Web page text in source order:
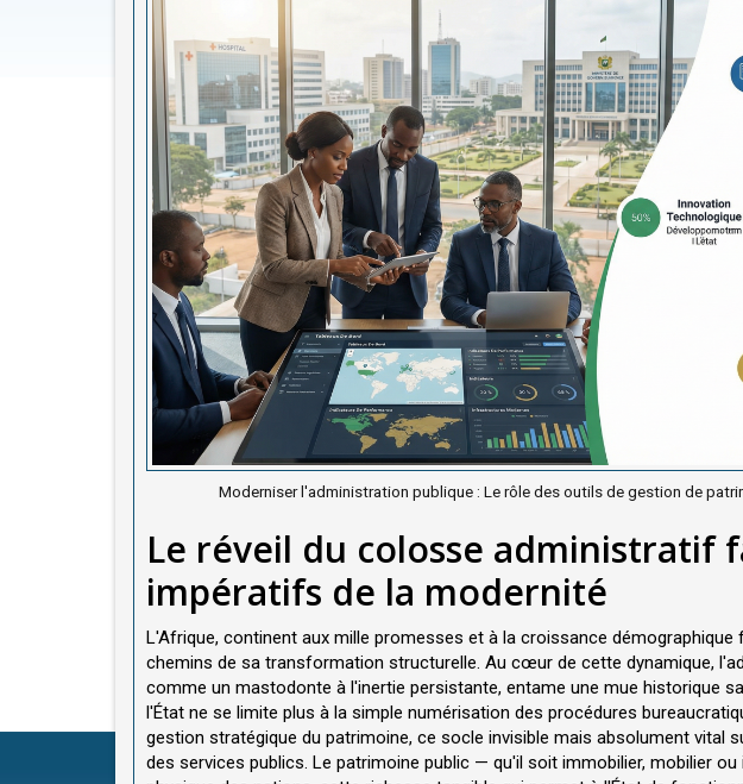
Moderniser l'administration publique : Le rôle des outils de gestion de
Le réveil du colosse administratif
impératifs de la modernité
L'Afrique, continent aux mille promesses et à la croissance
chemins de sa transformation structurelle. Au cœur de cette dynamique,
comme un mastodonte à l'inertie persistante, entame une mue historique
l'État ne se limite plus à la simple numérisation des procédures
gestion stratégique du patrimoine, ce socle invisible mais absolument vital
des services publics. Le patrimoine public — qu'il soit immobilier, mobilier